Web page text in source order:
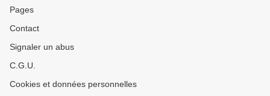
Pages
Contact
Signaler un abus
C.G.U.
Cookies et données personnelles